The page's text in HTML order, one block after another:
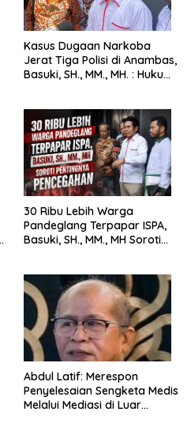
Kasus Dugaan Narkoba
Jerat Tiga Polisi di Anambas,
Basuki, SH., MM., MH. : Hukum
30 Ribu Lebih Warga
Pandeglang Terpapar ISPA,
Basuki, SH., MM., MH Soroti
Abdul Latif: Merespon
Penyelesaian Sengketa Medis
Melalui Mediasi di Luar